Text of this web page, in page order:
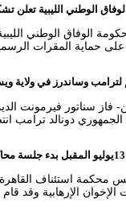
الوطني الليبية تعلن
الوفاق الوطني
على حماية المقرات
وساندرز في ولاية
فاز سناتور فيرمونت
الجمهوري دونالد ترامب
الإخوان الإرهابية وقد